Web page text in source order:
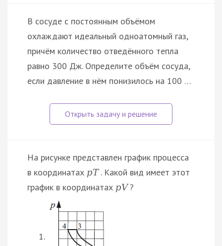
В сосуде с постоянным объёмом
охлаждают идеальный одноатомный газ,
причём количество отведённого тепла
равно 300 Дж. Определите объём сосуда,
если давление в нём понизилось на 100 …
На рисунке представлен график процесса
в координатах pT . Какой вид имеет этот
график в координатах pV?